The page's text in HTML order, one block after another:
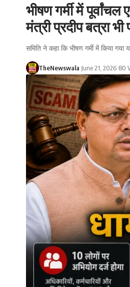
भीषण गर्मी में
मंत्री प्रदीप बत्रा
समिति ने कहा कि भीषण गर्मी में किया
TheNewswala June 21, 2026 80